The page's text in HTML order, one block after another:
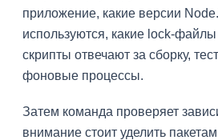
приложение, какие версии
используются, какие lock-
скрипты отвечают за сборку,
фоновые процессы.
Затем команда проверяет
внимание стоит уделить